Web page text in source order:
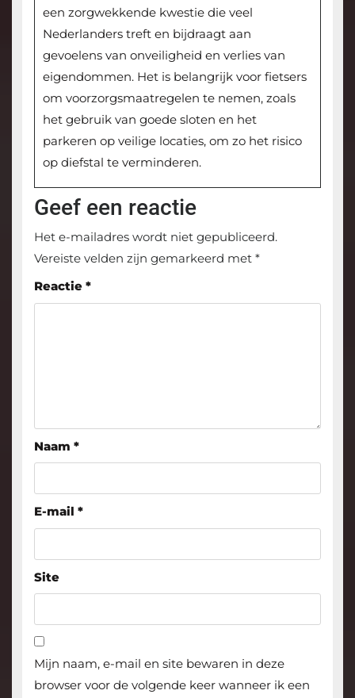
een zorgwekkende kwestie die veel
Nederlanders treft en bijdraagt aan
gevoelens van onveiligheid en verlies van
eigendommen. Het is belangrijk voor fietsers
om voorzorgsmaatregelen te nemen, zoals
het gebruik van goede sloten en het
parkeren op veilige locaties, om zo het risico
op diefstal te verminderen.
Geef een reactie
Het e-mailadres wordt niet gepubliceerd.
Vereiste velden zijn gemarkeerd met *
Reactie *
Naam *
E-mail *
Site
Mijn naam, e-mail en site bewaren in deze
browser voor de volgende keer wanneer ik een